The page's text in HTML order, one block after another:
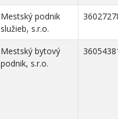
Mestský podnik
služieb, s.r.o.
Mestský bytový
podnik, s.r.o.